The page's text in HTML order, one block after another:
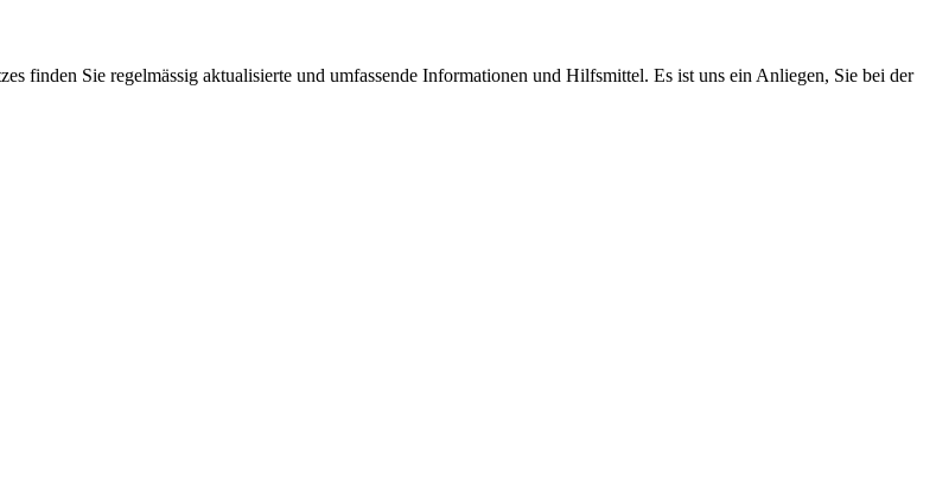
finden Sie regelmässig aktualisierte und umfassende Informationen und Hilfsmittel. Es ist uns ein Anliegen, Sie bei der